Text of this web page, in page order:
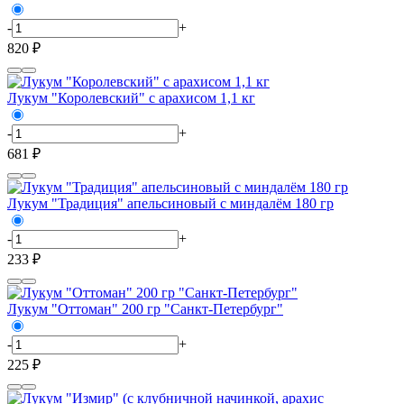
-
+
820 ₽
Лукум "Королевский" с арахисом 1,1 кг
-
+
681 ₽
Лукум "Традиция" апельсиновый с миндалём 180 гр
-
+
233 ₽
Лукум "Оттоман" 200 гр "Санкт-Петербург"
-
+
225 ₽